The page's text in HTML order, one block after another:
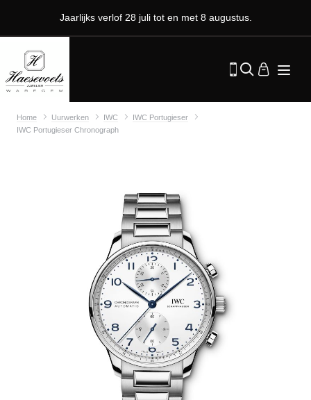
Jaarlijks verlof 28 juli tot en met 8 augustus.
Home Uurwerken IWC
IWC Portugieser
IWC Portugieser Chronograph